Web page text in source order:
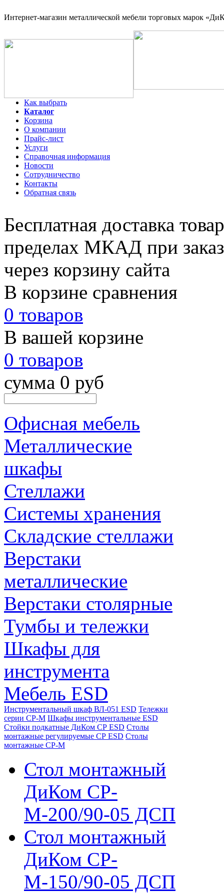
Интернет-магазин металлической мебели торговых марок
Как выбрать
Каталог
Корзина
О компании
Прайс-лист
Услуги
Справочная информация
Новости
Сотрудничество
Контакты
Обратная связь
Бесплатная доставка
пределах МКАД при
через корзину сайта
В корзине сравнения
0 товаров
В вашей корзине
0 товаров
сумма 0 руб
Офисная мебель
Металлические
шкафы
Стеллажи
Системы хранения
Складские стеллажи
Верстаки
металлические
Верстаки столярные
Тумбы и тележки
Шкафы для
инструмента
Мебель ESD
Инструментальный шкаф ВЛ-051 ESD Тележки
серии СР-М Шкафы инструментальные ESD
Стойки подкатные ДиКом СР ESD Столы
монтажные регулируемые СР ESD Столы
монтажные СР-М
Стол монтажный
ДиКом СР-
М-200/90-05 ДСП
Стол монтажный
ДиКом СР-
М-150/90-05 ДСП